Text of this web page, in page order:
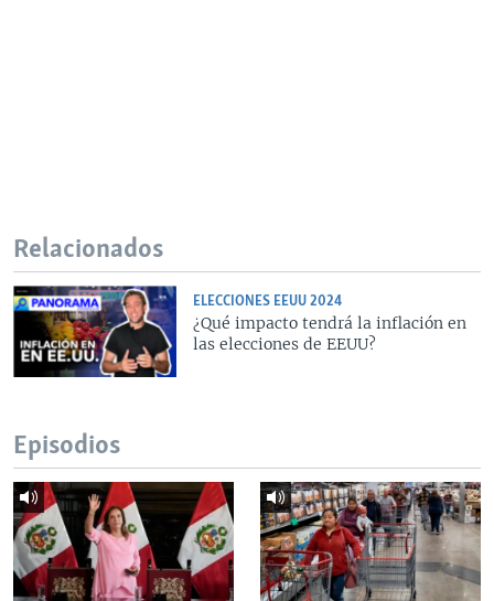
Relacionados
ELECCIONES EEUU 2024
¿Qué impacto tendrá la inflación en
las elecciones de EEUU?
Episodios